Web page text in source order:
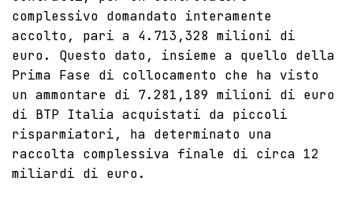
complessivo domandato interamente
accolto, pari a 4.713,328 milioni di
euro. Questo dato, insieme a quello della
Prima Fase di collocamento che ha visto
un ammontare di 7.281,189 milioni di euro
di BTP Italia acquistati da piccoli
risparmiatori, ha determinato una
raccolta complessiva finale di circa 12
miliardi di euro.